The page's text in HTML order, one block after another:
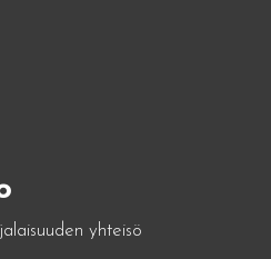
yhteisö